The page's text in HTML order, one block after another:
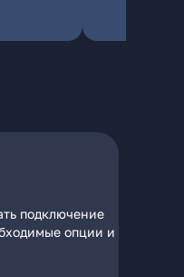
подключение
опции и